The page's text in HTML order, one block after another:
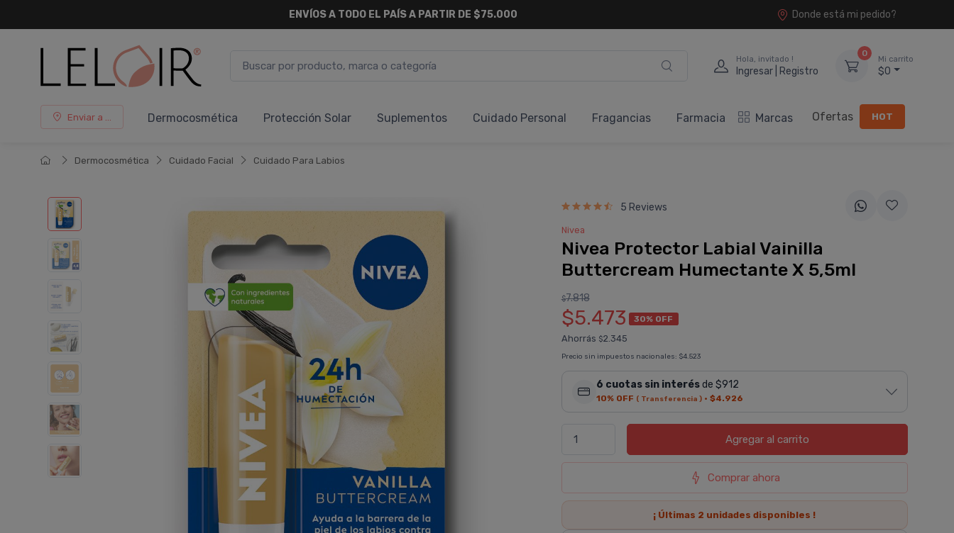
Donde está mi pedido?
Hola, invitado !
Ingresar | Registro
0
Mi carrito
$0
Enviar a ... Dermocosmética Protección Solar Suplementos Cuidado Personal Fragancias Farmacia Marcas Ofertas HOT
Dermocosmética Cuidado Facial Cuidado Para Labios
5 Reviews
Nivea
Nivea Protector Labial Vainilla
Buttercream Humectante X 5,5ml
$7.818
$5.473 30% OFF
Ahorrás $2.345
Precio sin impuestos nacionales: $4.523
6 cuotas sin interésde $912
10% OFF ( Transferencia )· $4.926
Agregaral carrito
Comprar ahora
¡ Últimas 2 unidades disponibles !